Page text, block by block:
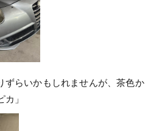
ずらいかもしれませんが、茶色か
」